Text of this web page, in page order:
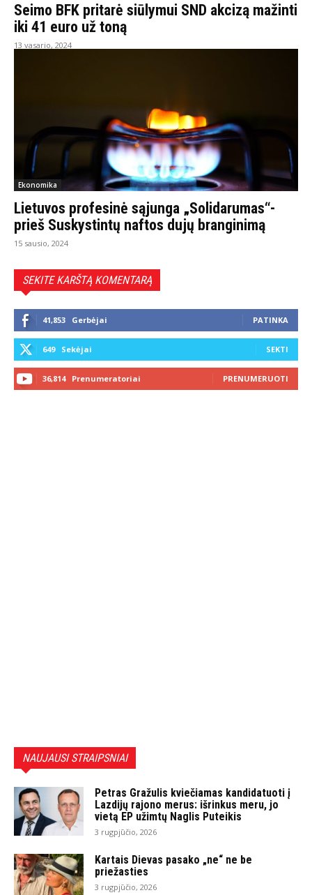
Seimo BFK pritarė siūlymui SND akcizą mažinti
iki 41 euro už toną
13 vasario, 2024
Ekonomika
Lietuvos profesinė sąjunga „Solidarumas“-
prieš Suskystintų naftos dujų branginimą
15 sausio, 2024
SEKITE KARŠTĄ KOMENTARĄ
41,853 Gerbėjai PATINKA
649 Sekėjai SEKTI
36,814 Prenumeratoriai PRENUMERUOTI
NAUJAUSI STRAIPSNIAI
Petras Gražulis kviečiamas kandidatuoti į
Lazdijų rajono merus: išrinkus meru, jo
vietą EP užimtų Naglis Puteikis
3 rugpjūčio, 2026
Kartais Dievas pasako „ne“ ne be
priežasties
3 rugpjūčio, 2026